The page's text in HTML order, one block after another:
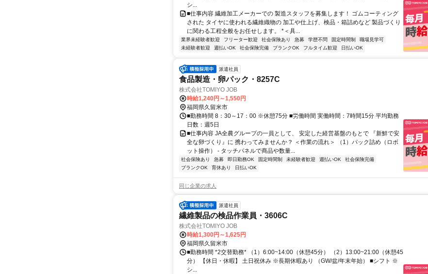
シ...
■仕事内容 繊維加工メーカーでの 製造スタッフを募集します！ ゴムコーティング
された タイヤに使われる繊維織物の 加工や仕上げ、検品・箱詰めなど 製品づくり
に関わる工程全般をお任せします。 *＜具...
業界未経験者歓迎 フリーター歓迎 社会保険あり 急募 学歴不問 固定時間制
職場見学可
未経験者歓迎
週払いOK 社会保険完備 ブランクOK フルタイム歓迎 日払いOK
派遣社員
食品製造・卵パック・8257C
株式会社TOMIYO JOB
時給1,240円～1,550円
福岡県久留米市
■勤務時間 8：30～17：00 ※休憩75分 ■労働時間 実働時間：7時間15分 平均勤務
日数：週5日
■仕事内容 JA全農グループの一員として、 安定した経営基盤のもとで 『新鮮で安
全な卵づくり』に 携わってみませんか？ ＜作業の流れ＞ （1）パック詰め（ロボ
ット操作） - タッチパネルで商品や数量...
社会保険あり 急募 即日勤務OK 固定時間制 未経験者歓迎 週払いOK
社会保険完備
ブランクOK
育休あり 日払いOK
同じ企業の求人
派遣社員
繊維製品の検品作業員・3606C
株式会社TOMIYO JOB
時給1,300円～1,625円
福岡県久留米市
■勤務時間 *2交替勤務* （1）6:00~14:00（休憩45分） （2）13:00~21:00（休憩45
分） 【休日・休暇】 土日祝休み ※長期休暇あり （GW/盆/年末年始） ■シフト ※
シ...